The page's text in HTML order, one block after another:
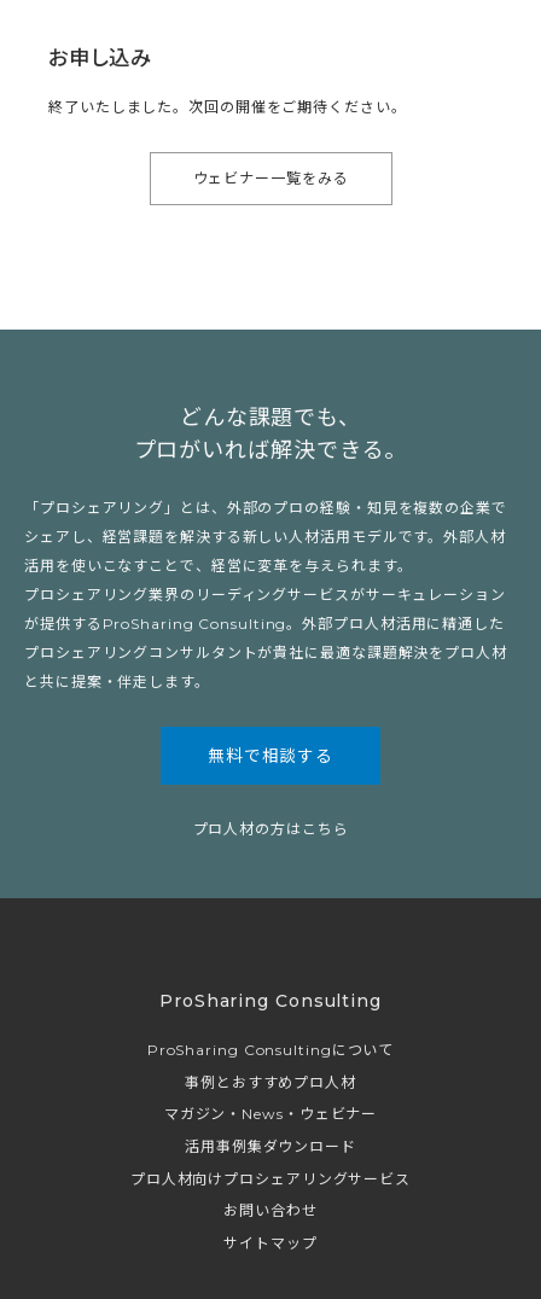
お申し込み
終了いたしました。次回の開催をご期待ください。
ウェビナー一覧をみる
どんな課題でも、
プロがいれば解決できる。
「プロシェアリング」とは、外部のプロの経験・知見を複数の企業で
シェアし、経営課題を解決する新しい人材活用モデルです。外部人材
活用を使いこなすことで、経営に変革を与えられます。
プロシェアリング業界のリーディングサービスがサーキュレーション
が提供するProSharing Consulting。外部プロ人材活用に精通した
プロシェアリングコンサルタントが貴社に最適な課題解決をプロ人材
と共に提案・伴走します。
無料で相談する
プロ人材の方はこちら
ProSharing Consulting
ProSharing Consultingについて
事例とおすすめプロ人材
マガジン・News・ウェビナー
活用事例集ダウンロード
プロ人材向けプロシェアリングサービス
お問い合わせ
サイトマップ